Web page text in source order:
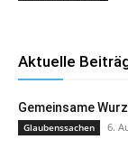
Aktuelle
Gemeinsame
Glaubenssachen 6.